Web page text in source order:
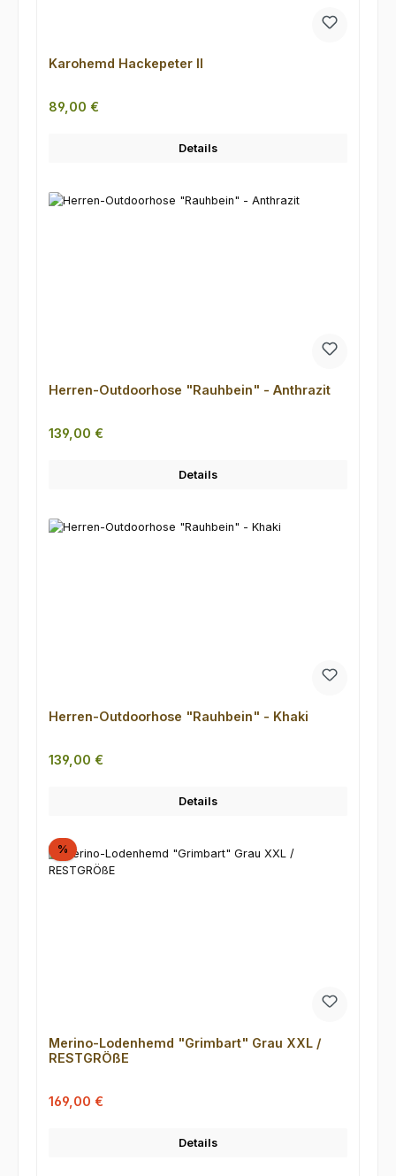
Karohemd Hackepeter II
Regulärer Preis:
89,00 €
Details
Herren-Outdoorhose "Rauhbein" - Anthrazit
Regulärer Preis:
139,00 €
Details
Herren-Outdoorhose "Rauhbein" - Khaki
Regulärer Preis:
139,00 €
Details
%Rabatt
Merino-Lodenhemd "Grimbart" Grau XXL /
RESTGRÖßE
Verkaufspreis:
169,00 €
Details